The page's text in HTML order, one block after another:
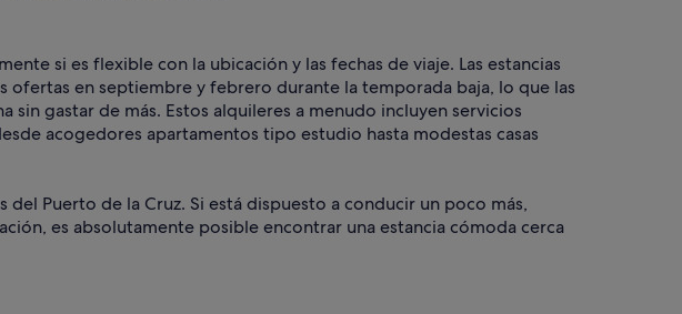
si es flexible con la ubicación y las fechas de viaje. Las estancias
ofertas en septiembre y febrero durante la temporada baja, lo que las
gastar de más. Estos alquileres a menudo incluyen servicios
acogedores apartamentos tipo estudio hasta modestas casas
Puerto de la Cruz. Si está dispuesto a conducir un poco más,
es absolutamente posible encontrar una estancia cómoda cerca